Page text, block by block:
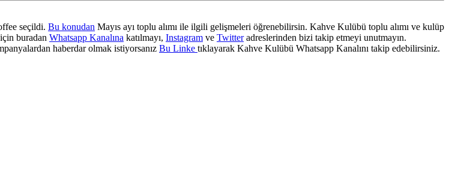
seçildi. Bu konudan Mayıs ayı toplu alımı ile ilgili gelişmeleri öğrenebilirsin. Kahve Kulübü toplu alımı ve kulüp
buradan Whatsapp Kanalına katılmayı, Instagram ve Twitteradreslerinden bizi takip etmeyi unutmayın.
haberdar olmak istiyorsanız Bu Linke tıklayarak Kahve Kulübü Whatsapp Kanalını takip edebilirsiniz.